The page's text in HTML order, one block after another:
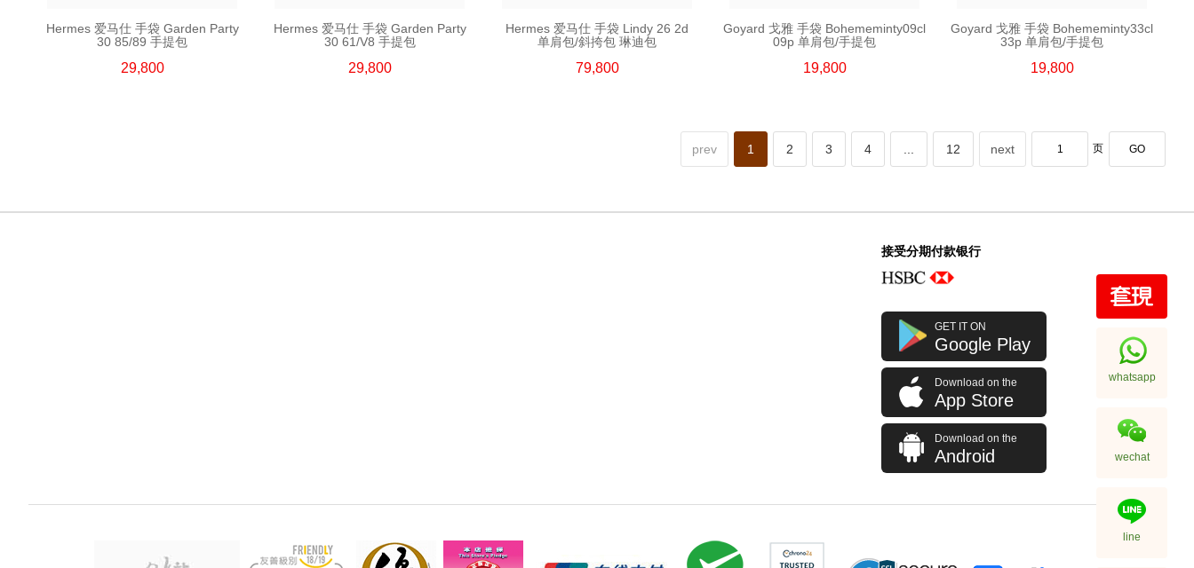
Hermes 爱马仕 手袋 Garden Party
30 85/89 手提包
29,800
Hermes 爱马仕 手袋 Garden Party
30 61/V8 手提包
29,800
Hermes 爱马仕 手袋 Lindy 26 2d
单肩包/斜挎包 琳迪包
79,800
Goyard 戈雅 手袋 Bohememinty09cl
09p 单肩包/手提包
19,800
Goyard 戈雅 手袋 Bohememinty33cl
33p 单肩包/手提包
19,800
prev 1 2 3 4 12 next 页 GO
接受分期付款银行
GET IT ON
Google Play
Download on the
App Store
Download on the
Android
whatsapp
wechat
line